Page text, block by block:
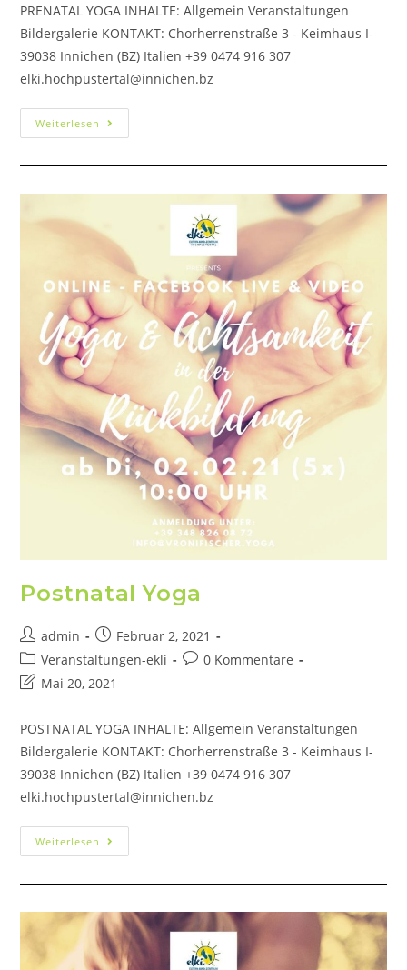
PRENATAL YOGA INHALTE: Allgemein Veranstaltungen
Bildergalerie KONTAKT: Chorherrenstraße 3 - Keimhaus I-
39038 Innichen (BZ) Italien +39 0474 916 307
elki.hochpustertal@innichen.bz
Weiterlesen
Postnatal Yoga
admin
Februar 2, 2021
Veranstaltungen-ekli
0 Kommentare
Mai 20, 2021
POSTNATAL YOGA INHALTE: Allgemein Veranstaltungen
Bildergalerie KONTAKT: Chorherrenstraße 3 - Keimhaus I-
39038 Innichen (BZ) Italien +39 0474 916 307
elki.hochpustertal@innichen.bz
Weiterlesen